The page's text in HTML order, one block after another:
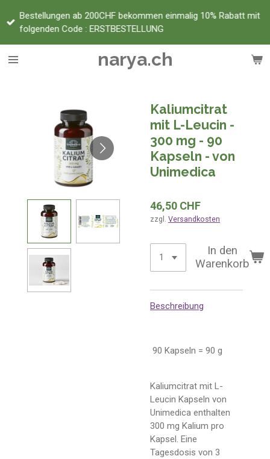
Zum
Hauptinhalt
narya.ch
Bestellungen ab 200CHF bekommen einmalig 10% Rabatt mit
folgenden Code : ERSTBESTELLUNG
Kaliumcitrat
mit L-Leucin -
300 mg - 90
Kapseln - von
Unimedica
46,50 CHF
zzgl. Versandkosten
In den
Warenkorb
Beschreibung
90 Kapseln = 90 g
Kaliumcitrat mit L-
Leucin Kapseln von
Unimedica enthalten
300 mg Kalium pro
Kapsel. Eine
Tagesdosis von 3